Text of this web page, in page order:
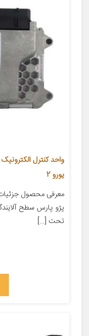
یورو 2
تحت […]